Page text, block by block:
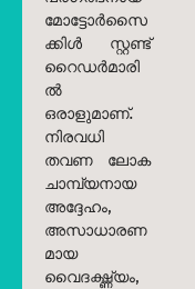
മോട്ടോർസൈ
ക്കിൾ സ്റ്റണ്ട്
റൈഡർമാരി
ൽ
ഒരാളുമാണ്.
നിരവധി
തവണ ലോക
ചാമ്പ്യനായ
അദ്ദേഹം,
അസാധാരണ
മായ
വൈദഗ്ദ്ധ്യം,